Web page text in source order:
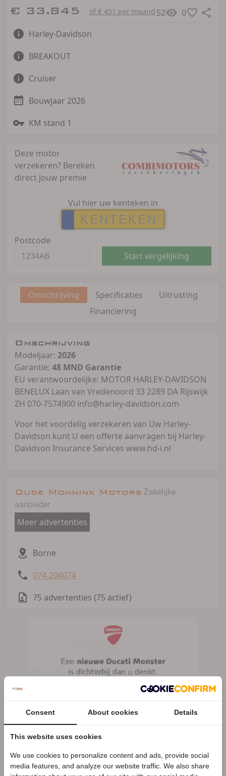
€ 33.845 of € 451 per maand 52
0
Harley-Davidson
BREAKOUT
Cruiser
Bouwjaar 2026
KM stand 1
Deze motor
verzekeren? Bereken
direct jouw premie
Vul hier uw kenteken in
Postcode
Start vergelijking
Omschrijving Specificaties
Uitrusting
Financiering
Omschrijving
Modeljaar: 2026
Garantie: 48 MND Garantie
EU verantwoordelijke: MOTOR HARLEY-DAVIDSON
BENELUX Laan van Vredenoord 33 2289 DA Rijswijk
ZH 070-7574900 info@harley-davidson.com
Voor het voordelig verzekeren van Uw Harley-
Davidson kunt U een offerte aanvragen bij Harley-
Davidson Insurance Services www.hd-i.nl
Oude Monnink Motors Zakelijke
aanbieder
Meer advertenties
Borne
074-204074
75 advertenties (75 actief)
Speciale Motor2go prijs
Consent About cookies Details
This website uses cookies
We use cookies to personalize content and ads, provide social
media features, and analyze our website traffic. We also share